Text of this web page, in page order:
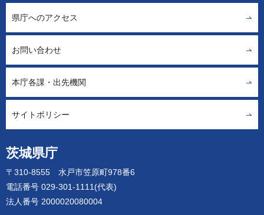
茨城県庁
〒310-8555 水戸市笠原町978番6
電話番号 029-301-1111(代表)
法人番号 2000020080004
県庁へのアクセス
お問い合わせ
本庁各課・出先機関
サイトポリシー